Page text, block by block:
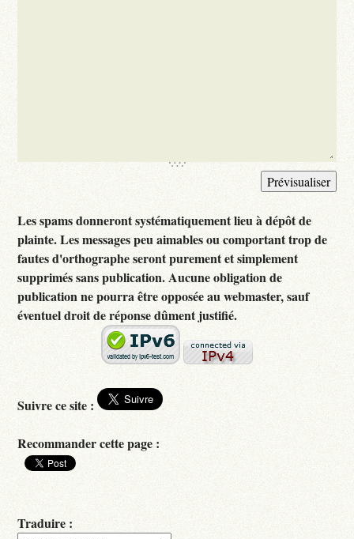
Les spams donneront systématiquement lieu à dépôt de
plainte. Les messages peu aimables ou comportant trop de
fautes d'orthographe seront purement et simplement
supprimés sans publication. Aucune obligation de
publication ne pourra être opposée au webmaster, sauf
éventuel droit de réponse dûment justifié.
Suivre ce site :
Recommander cette page :
Traduire :